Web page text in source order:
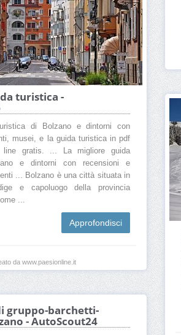
turistica -
di Bolzano e dintorni con
musei, e la guida turistica in pdf
line gratis. ... La migliore guida
e dintorni con recensioni e
... Bolzano è una città situata in
e capoluogo della provincia
...
Approfondisci
da www.paesionline.it
gruppo-barchetti-
- AutoScout24